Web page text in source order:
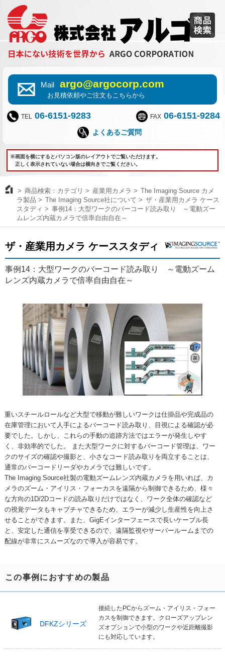
Mail argo@argocorp.com
お見積依頼やご注文もこちらから
TEL 06-6151-9283 FAX 06-6151-9284
よくあるご質問
※画面を横にするとパソコン版のレイアウトでご覧いただけます。
正しく表示されていない場合は横向きでご覧ください。
商品検索：カテゴリ 産業用カメラ
The Imaging Source カメ
ラ製品
The Imaging Source社について
ザ・産業用カメラ ケース
スタディ
事例14：大型ワークのバーコード読み取り ～電動ズー
ムレンズ内蔵カメラで倍率自由自在～
ザ・産業用カメラ ケーススタディ
事例14：大型ワークのバーコード読み取り ～電動ズーム
レンズ内蔵カメラで倍率自由自在～
重いスチールロールなど大型で移動が難しいワークは仕掛品や完成品の
在庫管理において人手によるバーコード読み取り、目視による確認が必
要でした。しかし、これらの手動の追跡方法ではエラーが発生しやす
く、非効率的でした。 また大型ワークに対するバーコード管理は、ワー
クのサイズの確認や撮影と、小さなコード読み取りを両立することは、
通常のバーコードリーダやカメラでは難しいです。
The Imaging Source社製の電動ズームレンズ内蔵カメラを用いれば、カ
メラのズーム・アイリス・フォーカスを遠隔から制御できるため、様々
な方向の1D/2Dコードの読み取りだけではなく、ワーク全体の確認など
の視覚データもキャプチャできるため、エラーが減少し生産性を向上さ
せることができます。また、GigEインターフェースで長いケーブル長
と、安定した通信を享受できるので、遠隔監視やサーバールームまでの
配線が非常にスムーズなので導入が容易です。
この事例におすすめの製品
DFKZシリーズ
接続したPCからズーム・アイリス・フォー
カスを制御できます。クローズアップレン
ズオプションで小型のワークや近距離撮影
にも対応しています。